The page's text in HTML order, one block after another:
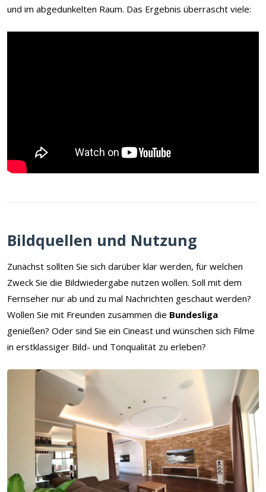
und im abgedunkelten Raum. Das Ergebnis überrascht viele:
Bildquellen und Nutzung
Zunächst sollten Sie sich darüber klar werden, für welchen
Zweck Sie die Bildwiedergabe nutzen wollen. Soll mit dem
Fernseher nur ab und zu mal Nachrichten geschaut werden?
Wollen Sie mit Freunden zusammen die Bundesliga
genießen? Oder sind Sie ein Cineast und wünschen sich Filme
in erstklassiger Bild- und Tonqualität zu erleben?